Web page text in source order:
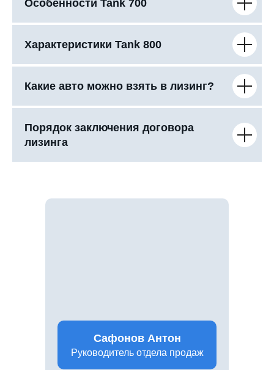
Особенности Tank 700
Характеристики Tank 800
Какие авто можно взять в лизинг?
Порядок заключения договора
лизинга
Сафонов Антон
Руководитель отдела продаж